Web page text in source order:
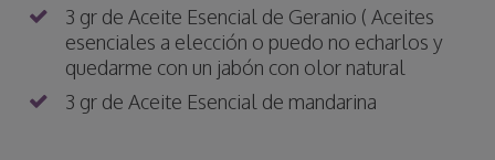
3 gr de Aceite Esencial de Geranio ( Aceites
esenciales a elección o puedo no echarlos y
quedarme con un jabón con olor natural
3 gr de Aceite Esencial de mandarina